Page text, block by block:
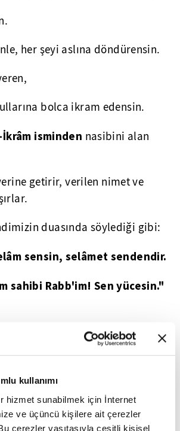
kullanımı
hizmet sunabilmek için İnternet
ve üçüncü kişilere ait çerezler
çerezler vasıtasıyla çeşitli kişisel
her şeyi aslına döndürensin.
bolca ikram edensin.
isminden nasibini alan
getirir, verilen nimet ve
duasında söylediği gibi:
sensin, selâmet sendendir.
sahibi Rabb'im! Sen yücesin."
sahibi olan Allah'ım!
Sen'sin.